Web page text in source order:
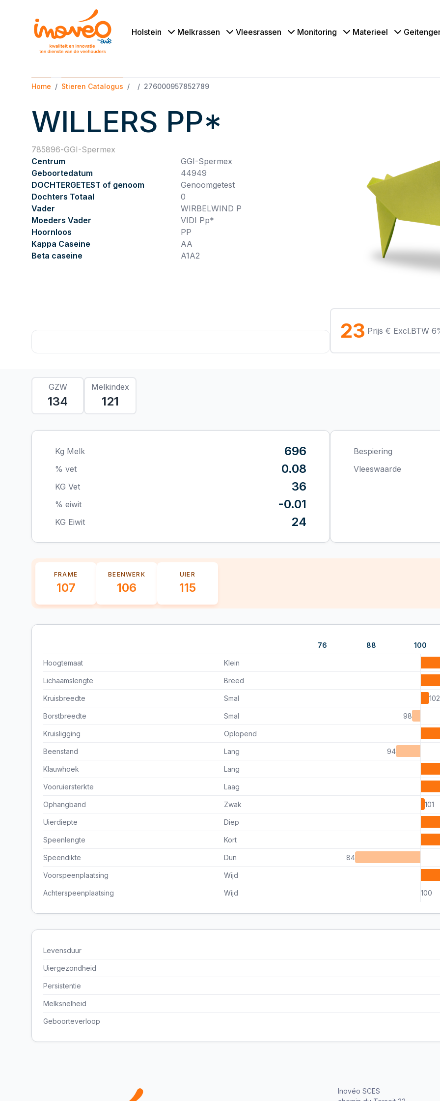
Holstein Melkrassen Vleesrassen Monitoring Materieel
Home Stieren Catalogus 276000957852789
WILLERS PP*
785896 GGI-Spermex
Centrum
GGI-Spermex
Geboortedatum
44949
DOCHTERGETEST of genoom
Genoomgetest
Dochters Totaal
0
Vader
WIRBELWIND P
Moeders Vader
VIDI Pp*
Hoornloos
PP
Kappa Caseine
AA
Beta caseine
A1A2
23 Prijs € Excl.BTW
GZW
134
Melkindex
121
Kg Melk 696
% vet 0.08
KG Vet 36
% eiwit -0.01
KG Eiwit 24
Bespiering
Vleeswaarde
FRAME
107
BEENWERK
106
UIER
115
76 88 100
Hoogtemaat Klein
Lichaamslengte Breed
Kruisbreedte Smal 102
Borstbreedte Smal 98
Kruisligging Oplopend
Beenstand Lang 94
Klauwhoek Lang
Vooruiersterkte Laag
Ophangband Zwak 101
Uierdiepte Diep
Speenlengte Kort
Speendikte Dun 84
Voorspeenplaatsing Wijd
Achterspeenplaatsing Wijd 100
Levensduur
Uiergezondheid
Persistentie
Melksnelheid
Geboorteverloop
Inovéo SCES